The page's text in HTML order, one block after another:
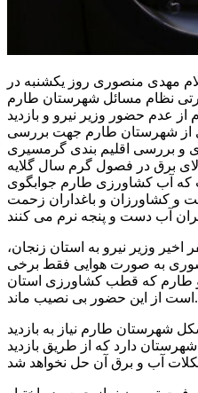
مهدی منصوری روز یکشنبه در
نظام مسائل شهرستان طارم
عدم حضور وزیر نیرو و بازدید
از شهرستان طارم جهت بررسی
بررسی اقلیم بندی گرمسیری
برق در فصول گرم سال گلایه
آب کشاورزی طارم جوابگوی
و کشاورزان و باغداران زحمت
وزیر نیرو به استان زنجان،
به صورت هوایی فقط برخی
و طارم که قطب کشاورزی استان
است از این حضور بی نصیب ماند.
شهرستان طارم نیاز به بازدید
دارد که از طریق بازدید